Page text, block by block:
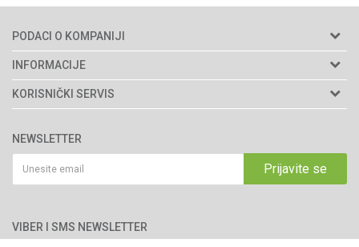
PODACI O KOMPANIJI
Agromarket d.o.o.
Matični broj: 11003826
76300 Bijeljina
066/44-99-00
INFORMACIJE
O nama
Brendovi
Katalozi
Saradnja
Kontakt
KORISNIČKI SERVIS
Politika privatnosti
Kako kupiti
Isporuka
Pravo na odustajanje
NEWSLETTER
Prijavite se
VIBER I SMS NEWSLETTER